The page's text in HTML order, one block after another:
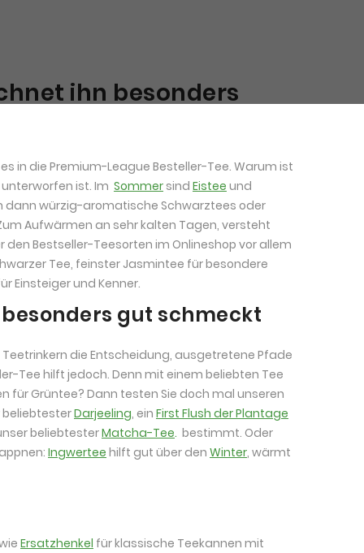
ihn besonders
in die Premium-League Besteller-Tee. Warum ist
ist. Im Sommer sind Eistee und
dann würzig-aromatische Schwarztees oder
Aufwärmen an sehr kalten Tagen, versteht
Bestseller-Teesorten im Onlineshop vor allem
Tee, feinster Jasmintee für besondere
Einsteiger und Kenner.
gut schmeckt
die Entscheidung, ausgetretene Pfade
Tee hilft jedoch. Denn mit einem beliebten Tee
für Grüntee? Dann testen Sie doch mal unseren
Darjeeling, ein First Flush der Plantage
beliebtesterMatcha-Tee. bestimmt. Oder
Ingwertee hilft gut über den Winter, wärmt
Ersatzhenkel für klassische Teekannen mit